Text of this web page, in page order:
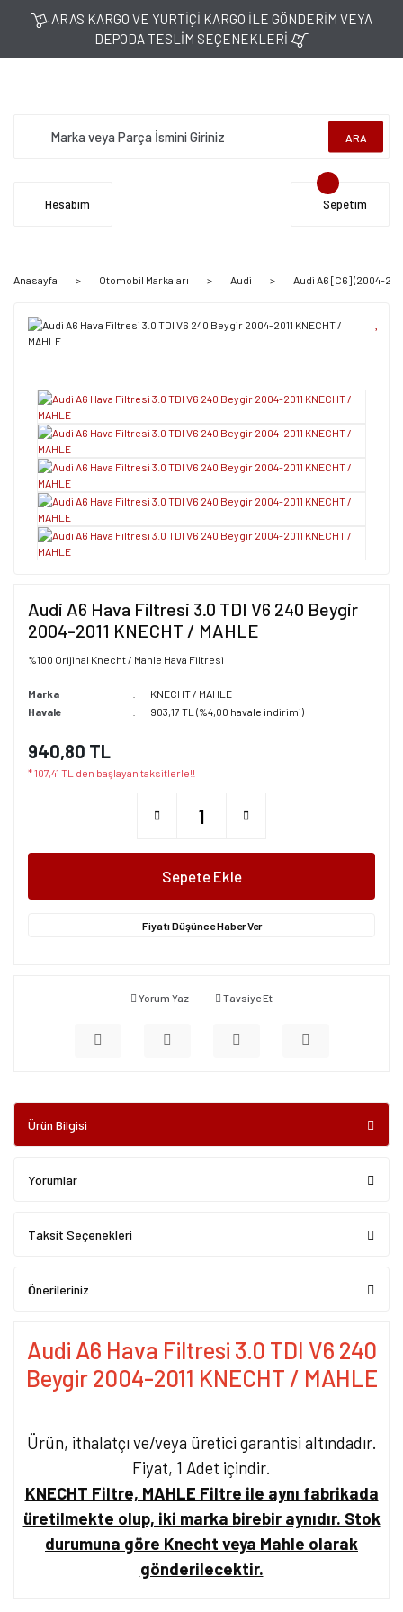
ARAS KARGO VE YURTİÇİ KARGO İLE GÖNDERİM VEYA
DEPODA TESLİM SEÇENEKLERİ
ARA
Hesabım Sepetim
Anasayfa Otomobil Markaları Audi Audi A6 [C6] (2004-
Audi A6 Hava Filtresi 3.0 TDI V6 240 Beygir
2004-2011 KNECHT / MAHLE
%100 Orijinal Knecht / Mahle Hava Filtresi
Marka
KNECHT / MAHLE
Havale
903,17 TL (%4,00 havale indirimi)
940,80 TL
* 107,41 TL den başlayan taksitlerle!!
Sepete Ekle
Fiyatı Düşünce Haber Ver
Yorum Yaz Tavsiye Et
Ürün Bilgisi
Yorumlar
Taksit Seçenekleri
Önerileriniz
Audi A6 Hava Filtresi 3.0 TDI V6 240
Beygir 2004-2011 KNECHT / MAHLE
Ürün, ithalatçı ve/veya üretici garantisi altındadır.
Fiyat, 1 Adet içindir.
KNECHT Filtre, MAHLE Filtre ile aynı fabrikada
üretilmekte olup, iki marka birebir aynıdır. Stok
durumuna göre Knecht veya Mahle olarak
gönderilecektir.